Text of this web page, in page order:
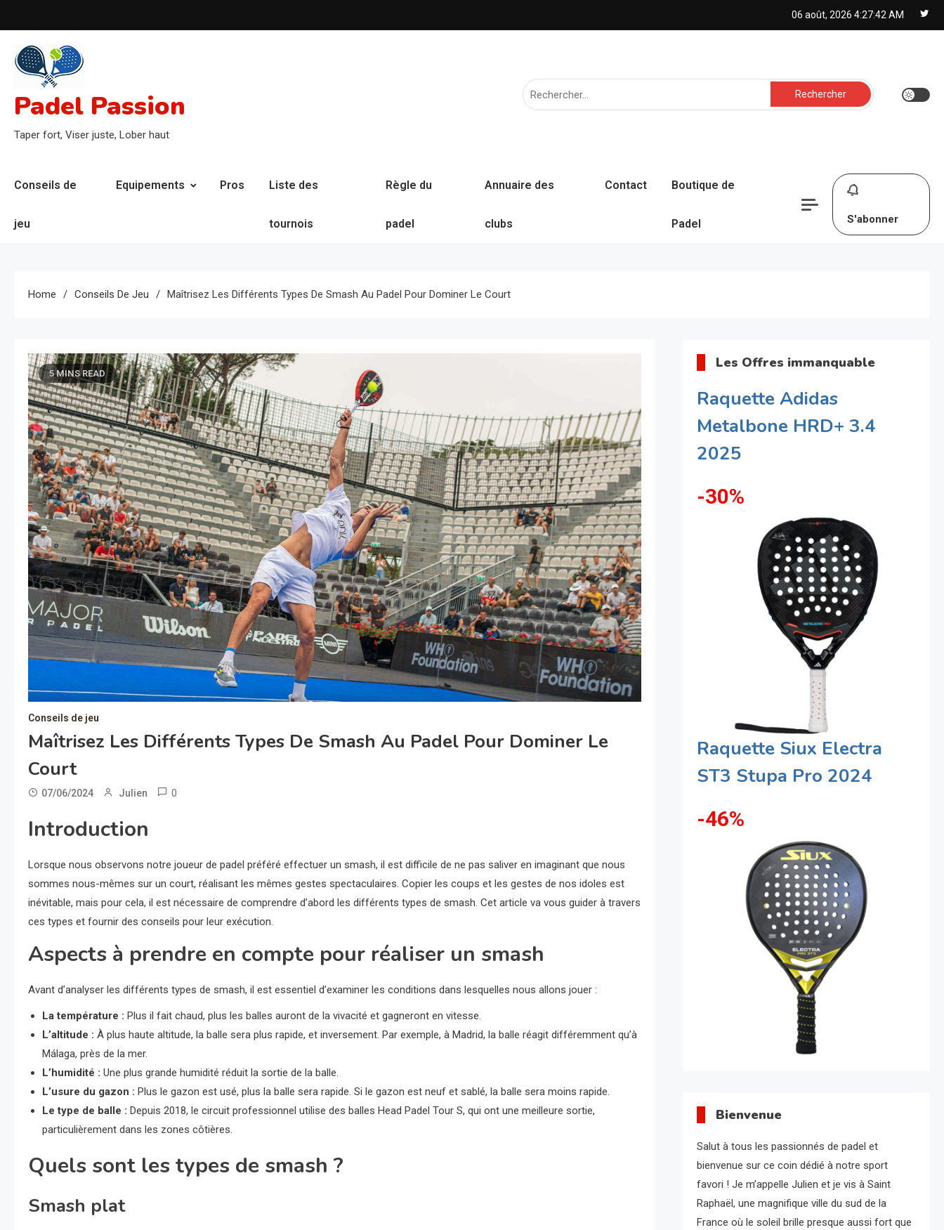
to
content
06 août, 2026 4:27:43 AM
Padel Passion
Taper fort, Viser juste, Lober haut
Rechercher :
Conseils de
jeu
Equipements Pros Liste des
tournois
Règle du
padel
Annuaire des
clubs
Contact Boutique de
Padel S'abonner
Home Conseils De Jeu Maîtrisez Les Différents Types De Smash Au Padel Pour Dominer Le Court
5 MINS READ
Conseils de jeu
Maîtrisez Les Différents Types De Smash Au Padel Pour Dominer Le
Court
07/06/2024 Julien 0
Introduction
Lorsque nous observons notre joueur de padel préféré effectuer un smash, il est difficile de ne pas saliver en imaginant que nous
sommes nous-mêmes sur un court, réalisant les mêmes gestes spectaculaires. Copier les coups et les gestes de nos idoles est
inévitable, mais pour cela, il est nécessaire de comprendre d’abord les différents types de smash. Cet article va vous guider à travers
ces types et fournir des conseils pour leur exécution.
Aspects à prendre en compte pour réaliser un smash
Avant d’analyser les différents types de smash, il est essentiel d’examiner les conditions dans lesquelles nous allons jouer :
La température : Plus il fait chaud, plus les balles auront de la vivacité et gagneront en vitesse.
L’altitude : À plus haute altitude, la balle sera plus rapide, et inversement. Par exemple, à Madrid, la balle réagit différemment qu’à
Málaga, près de la mer.
L’humidité : Une plus grande humidité réduit la sortie de la balle.
L’usure du gazon : Plus le gazon est usé, plus la balle sera rapide. Si le gazon est neuf et sablé, la balle sera moins rapide.
Le type de balle : Depuis 2018, le circuit professionnel utilise des balles Head Padel Tour S, qui ont une meilleure sortie,
particulièrement dans les zones côtières.
Quels sont les types de smash ?
Smash plat
Les Offres immanquable
Raquette Adidas
Metalbone HRD+ 3.4
2025
-30%
Raquette Siux Electra
ST3 Stupa Pro 2024
-46%
Bienvenue
Salut à tous les passionnés de padel et
bienvenue sur ce coin dédié à notre sport
favori ! Je m’appelle Julien et je vis à Saint
Raphaël, une magnifique ville du sud de la
France où le soleil brille presque aussi fort que